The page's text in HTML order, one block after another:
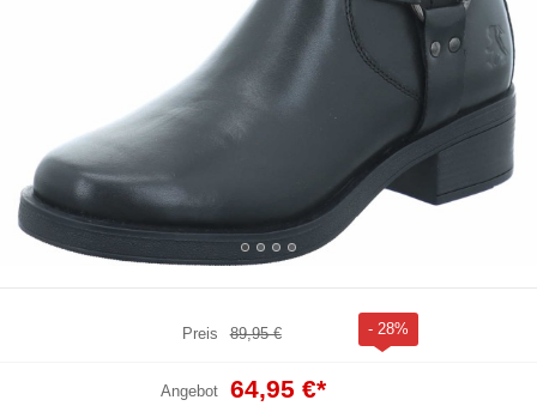
Preis 89,95 € - 28%
Angebot 64,95 €*